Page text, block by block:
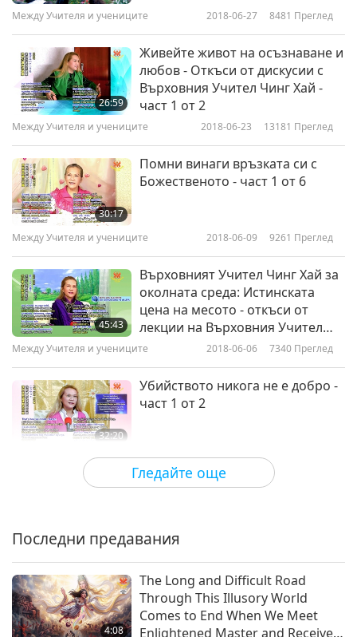
26:23
навечерието на Нова година,
част 7 от 8
Между Учителя и учениците 2021-02-15 6491Преглед
27:28
Истории за духове в
навечерието на Нова година,
част 8 от 8
Между Учителя и учениците 2021-02-16 6705Преглед
Гледайте още
Между Учителя и учениците 2018-06-27 8481 Преглед
26:59
Живейте живот на осъзнаване и
любов - Откъси от дискусии с
Върховния Учител Чинг Хай -
част 1 от 2
Между Учителя и учениците 2018-06-23 13181 Преглед
30:17
Помни винаги връзката си с
Божественото - част 1 от 6
Между Учителя и учениците 2018-06-09 9261 Преглед
45:43
Върховният Учител Чинг Хай за
околната среда: Истинската
цена на месото - откъси от
лекции на Върховния Учител
Чинг Хай - част 1 от 3
Между Учителя и учениците 2018-06-06 7340 Преглед
32:20
Убийството никога не е добро -
част 1 от 2
Между Учителя и учениците 2018-06-04 7320
26:54
Чистотата и добротата са
ключовете за получаване на
Последни предавания
4:08
The Long and Difficult Road
Through This Illusory World
Comes to End When We Meet
Enlightened Master and Receive